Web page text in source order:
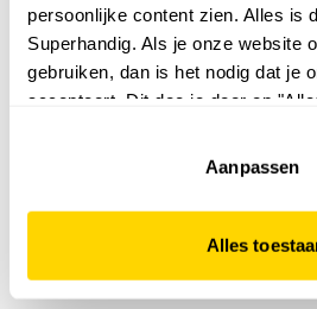
persoonlijke content zien. Alles is
Superhandig. Als je onze website
gebruiken, dan is het nodig dat je
accepteert. Dit doe je door op
website niet optimaal functioneert.
Aanpassen
Alles